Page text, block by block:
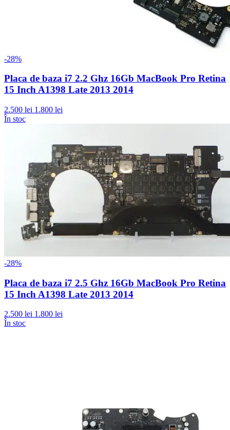
-28%
Placa de baza i7 2.2 Ghz 16Gb MacBook Pro Retina
15 Inch A1398 Late 2013 2014
2.500 lei 1.800 lei
În stoc
-28%
Placa de baza i7 2.5 Ghz 16Gb MacBook Pro Retina
15 Inch A1398 Late 2013 2014
2.500 lei 1.800 lei
În stoc